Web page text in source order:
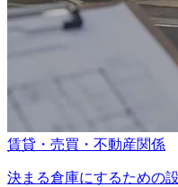
賃貸・売買・不動産関係
決まる倉庫にするための